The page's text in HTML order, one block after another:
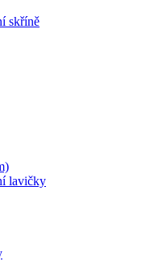
skříně
lavičky